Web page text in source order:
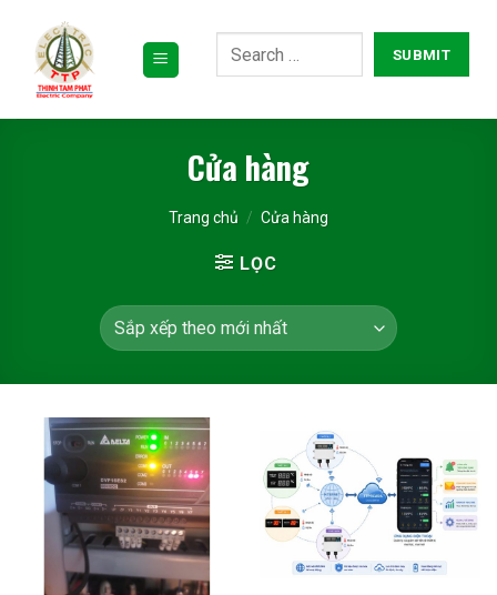
dung
Cửa hàng
Trang chủ / Cửa hàng
LỌC